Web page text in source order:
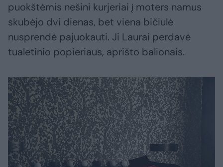
puokštėmis nešini kurjeriai į moters namus
skubėjo dvi dienas, bet viena bičiulė
nusprendė pajuokauti. Ji Laurai perdavė
tualetinio popieriaus, aprišto balionais.